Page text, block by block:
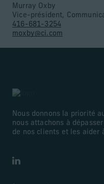
Murray Oxby
Vice-président,
416-681-3254
moxby@ci.com
Nous donnons la priorité
nous attachons à
de nos clients et les aider
LinkedIn